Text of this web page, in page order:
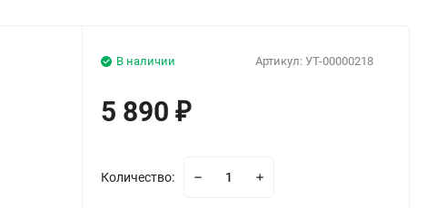
Артикул: УТ-00000218
В наличии
5 890₽
Количество: